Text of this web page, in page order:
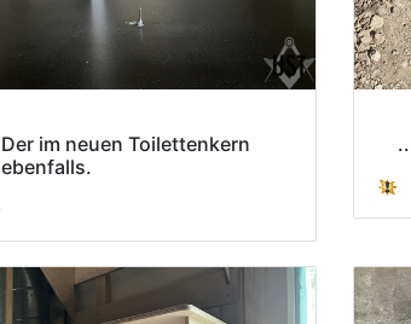
Der im neuen Toilettenkern
ebenfalls.